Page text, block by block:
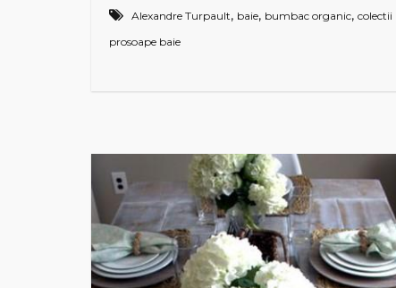
Alexandre Turpault, baie, bumbac organic, colectii
prosoape baie